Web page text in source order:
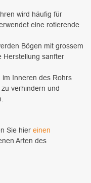
wird häufig für
eine rotierende
Bögen mit grossem
Herstellung sanfter
im Inneren des Rohrs
verhindern und
Sie hier einen
Arten des